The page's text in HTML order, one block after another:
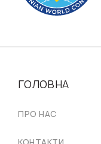
ГОЛОВНА
ПРО НАС